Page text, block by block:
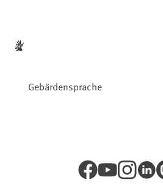
Gebärdensprache